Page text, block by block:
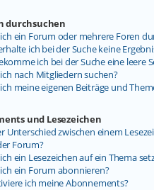
durchsuchen
ein Forum oder mehrere Foren
ich bei der Suche keine
ich bei der Suche eine leere
nach Mitgliedern suchen?
meine eigenen Beiträge und
und Lesezeichen
Unterschied zwischen einem
Forum?
ein Lesezeichen auf ein Thema
ein Forum abonnieren?
ich meine Abonnements?